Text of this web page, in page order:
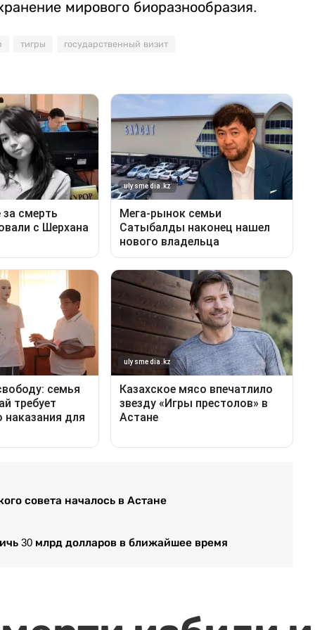
мирового биоразнообразия.
тигры государственный визит
совета началось в Астане
30 млрд долларов в ближайшее время